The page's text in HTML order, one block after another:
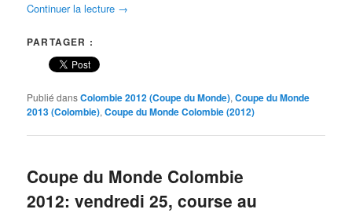
Continuer la lecture →
PARTAGER :
Publié dansColombie 2012 (Coupe du Monde),Coupe du Monde
2013 (Colombie),Coupe du Monde Colombie (2012)
Coupe du Monde Colombie
2012: vendredi 25, course au